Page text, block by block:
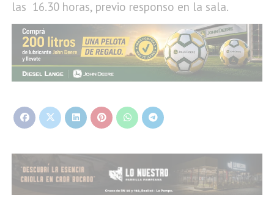
las 16.30 horas, previo responso en la sala.